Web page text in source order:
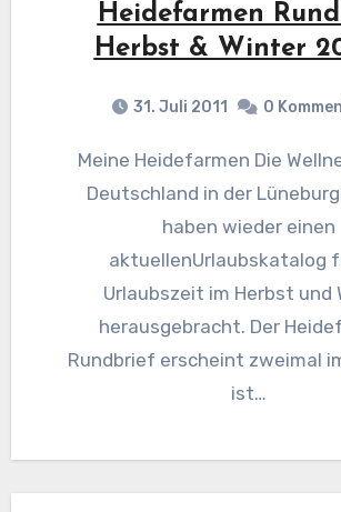
Heidefarmen
Herbst & Winter
31. Juli 2011 0
Meine Heidefarmen Die Wellnesshotels
Deutschland in der
haben wieder einen
aktuellenUrlaubskatalog
Urlaubszeit im Herbst und
herausgebracht. Der
Rundbrief erscheint zweimal
ist…